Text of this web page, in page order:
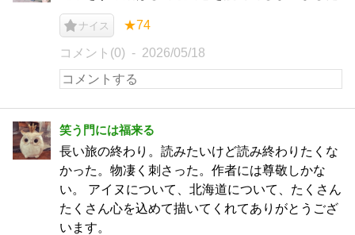
ナイス ★74
コメント(0) 2026/05/18
笑う門には福来る
長い旅の終わり。読みたいけど読み終わりたくな
かった。物凄く刺さった。作者には尊敬しかな
い。 アイヌについて、北海道について、たくさん
たくさん心を込めて描いてくれてありがとうござ
います。